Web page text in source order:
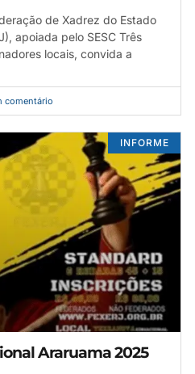
de Xadrez do Estado
apoiada pelo SESC Três
locais, convida a
comentário
INFORME
Araruama 2025